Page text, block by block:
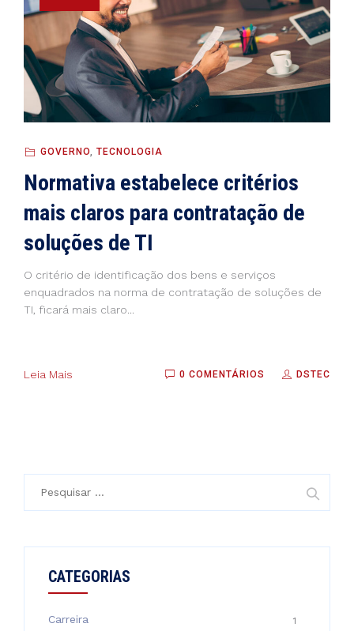
GOVERNO, TECNOLOGIA
Normativa estabelece critérios
mais claros para contratação de
soluções de TI
O critério de identificação dos bens e serviços
enquadrados na norma de contratação de soluções de
TI, ficará mais claro...
Leia Mais 0 COMENTÁRIOS DSTEC
CATEGORIAS
Carreira 1